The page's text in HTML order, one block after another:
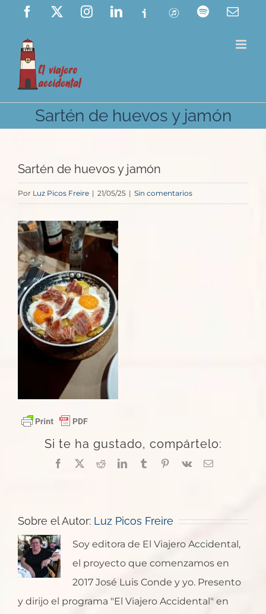
Saltar
contenido
Facebook InstagramLinkedIn
Ivoox ITunes Spotify
Sartén de huevos y jamón
Sartén de huevos y jamón
Por Luz Picos Freire | 21/05/25 | Sin comentarios
Si te ha gustado, compártelo:
Facebook
X RedditLinkedInTumblrPinterest
Vk
Correo
Sobre el Autor: Luz Picos Freire
Soy editora de El Viajero Accidental,
el proyecto que comenzamos en
2017 José Luis Conde y yo. Presento
y dirijo el programa "El Viajero Accidental" en